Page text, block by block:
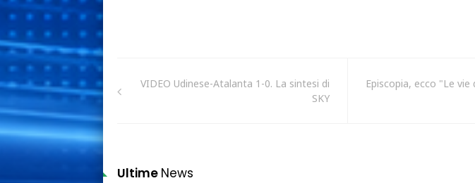
VIDEO Udinese-Atalanta 1-0. La sintesi di
SKY
Episcopia, ecco "Le vie
Ultime News